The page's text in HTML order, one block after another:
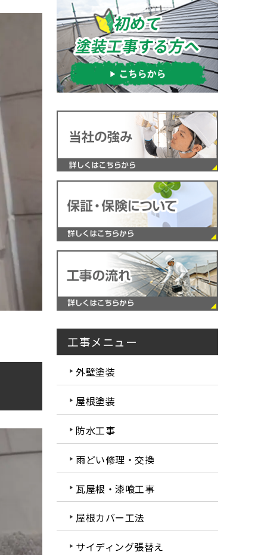
工事メニュー
外壁塗装
屋根塗装
防水工事
雨どい修理・交換
瓦屋根・漆喰工事
屋根カバー工法
サイディング張替え